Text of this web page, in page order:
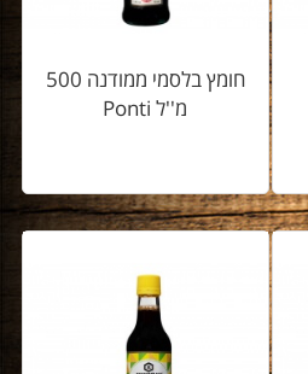
חומץ בלסמי ממודנה 500
מ''ל Ponti